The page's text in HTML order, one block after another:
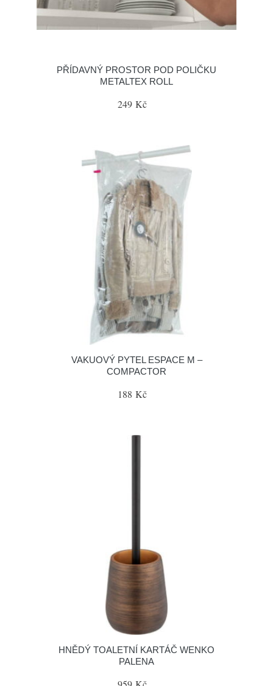
PŘÍDAVNÝ PROSTOR POD POLIČKU
METALTEX ROLL
249 Kč
VAKUOVÝ PYTEL ESPACE M –
COMPACTOR
188 Kč
HNĚDÝ TOALETNÍ KARTÁČ WENKO
PALENA